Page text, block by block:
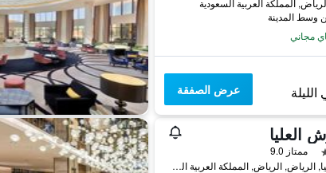
المملكة العربية السعودية
مجاني
عرض الصفقة
العليا
ممتاز 9.0
حي العليا, العليا, الرياض, الرياض, المملكة العربية السعودية